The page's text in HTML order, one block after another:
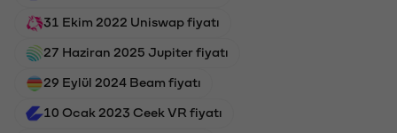
31 Ekim 2022 Uniswap fiyatı
27 Haziran 2025 Jupiter fiyatı
29 Eylül 2024 Beam fiyatı
10 Ocak 2023 Ceek VR fiyatı